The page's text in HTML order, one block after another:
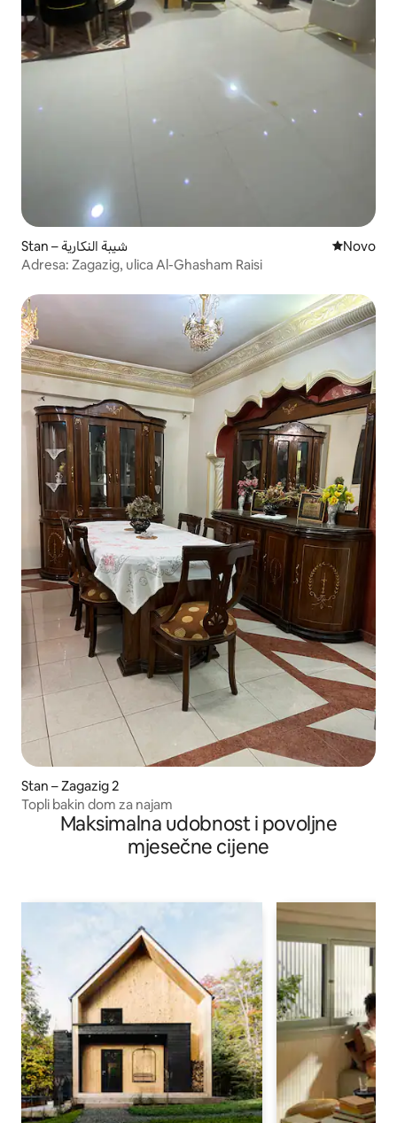
Stan – شيبة النكارية Novi
Novo
Adresa: Zagazig, ulica Al-Ghasham Raisi
Stan – Zagazig 2
Topli bakin dom za najam
Maksimalna udobnost i povoljne
mjesečne cijene